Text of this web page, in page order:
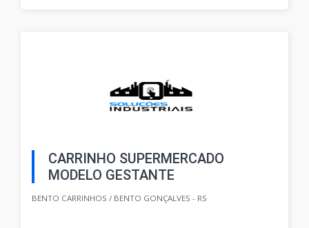
CARRINHO SUPERMERCADO
MODELO GESTANTE
BENTO CARRINHOS / BENTO GONÇALVES - RS